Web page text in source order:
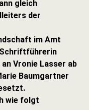
gleich
der
im Amt
Vronie Lasser ab
Baumgartner
wie folgt